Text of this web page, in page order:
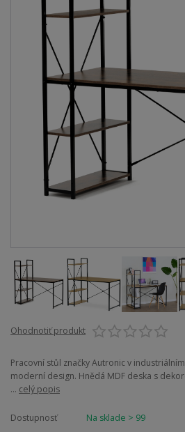
Ohodnotiť produkt
Pracovní stůl značky Autronic v
moderní design. Hnědá MDF deska s
... celý popis
Dostupnosť Na sklade > 99